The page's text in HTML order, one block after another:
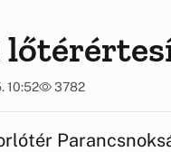
10:52 3782